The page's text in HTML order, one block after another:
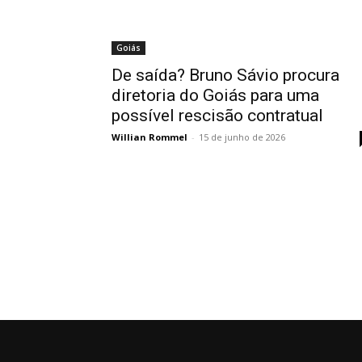
Goiás
De saída? Bruno Sávio procura
diretoria do Goiás para uma
possível rescisão contratual
Willian Rommel - 15 de junho de 2026